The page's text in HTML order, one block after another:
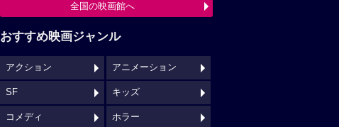
全国の映画館へ
おすすめ映画ジャンル
アクション アニメーション
SF キッズ
コメディ ホラー